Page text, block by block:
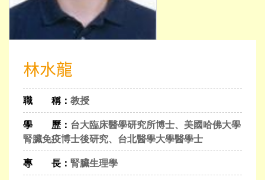
林水龍
職 稱： 教授
學 歷： 台大臨床醫學研究所博士、美國哈佛大學
腎臟免疫博士後研究、台北醫學大學醫學士
專 長： 腎臟生理學